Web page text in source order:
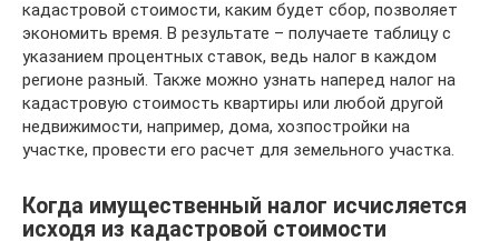
кадастровой стоимости, каким будет сбор, позволяет
экономить время. В результате – получаете таблицу с
указанием процентных ставок, ведь налог в каждом
регионе разный. Также можно узнать наперед налог на
кадастровую стоимость квартиры или любой другой
недвижимости, например, дома, хозпостройки на
участке, провести его расчет для земельного участка.
Когда имущественный налог исчисляется
исходя из кадастровой стоимости